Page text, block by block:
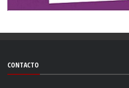
CONTACTO